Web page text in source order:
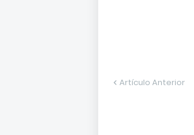
Artículo Anterior